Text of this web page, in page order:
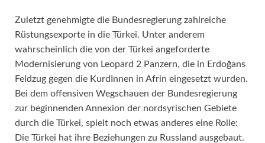
Zuletzt genehmigte die Bundesregierung zahlreiche
Rüstungsexporte in die Türkei. Unter anderem
wahrscheinlich die von der Türkei angeforderte
Modernisierung von Leopard 2 Panzern, die in Erdoğans
Feldzug gegen die KurdInnen in Afrin eingesetzt wurden.
Bei dem offensiven Wegschauen der Bundesregierung
zur beginnenden Annexion der nordsyrischen Gebiete
durch die Türkei, spielt noch etwas anderes eine Rolle:
Die Türkei hat ihre Beziehungen zu Russland ausgebaut.